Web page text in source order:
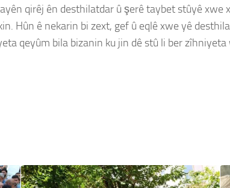
qirêj ên desthilatdar û şerê taybet stûyê xwe
Hûn ê nekarin bi zext, gef û eqlê xwe yê
qeyûm bila bizanin ku jin dê stû li ber